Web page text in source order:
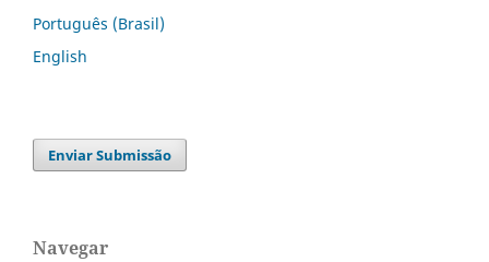
Português (Brasil)
English
Enviar Submissão
Navegar